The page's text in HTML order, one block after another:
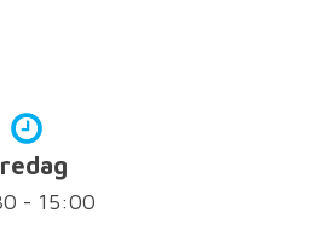
- 15:00